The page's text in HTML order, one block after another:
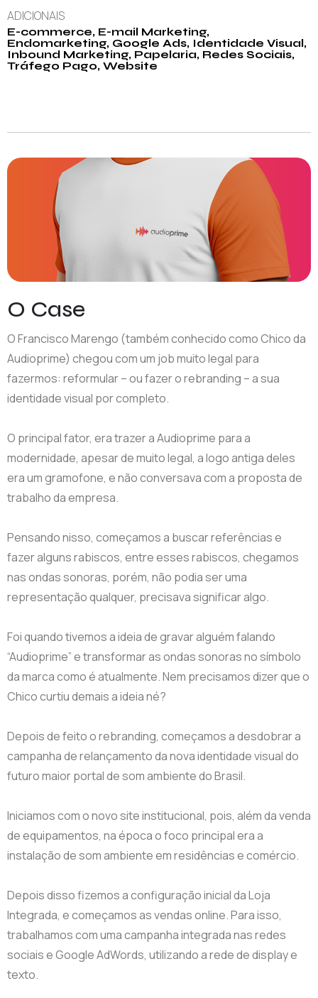
ADICIONAIS
E-commerce, E-mail Marketing,
Endomarketing, Google Ads, Identidade Visual,
Inbound Marketing, Papelaria, Redes Sociais,
Tráfego Pago, Website
O Case
O Francisco Marengo (também conhecido como Chico da
Audioprime) chegou com um job muito legal para
fazermos: reformular – ou fazer o rebranding – a sua
identidade visual por completo.
O principal fator, era trazer a Audioprime para a
modernidade, apesar de muito legal, a logo antiga deles
era um gramofone, e não conversava com a proposta de
trabalho da empresa.
Pensando nisso, começamos a buscar referências e
fazer alguns rabiscos, entre esses rabiscos, chegamos
nas ondas sonoras, porém, não podia ser uma
representação qualquer, precisava significar algo.
Foi quando tivemos a ideia de gravar alguém falando
“Audioprime” e transformar as ondas sonoras no símbolo
da marca como é atualmente. Nem precisamos dizer que o
Chico curtiu demais a ideia né?
Depois de feito o rebranding, começamos a desdobrar a
campanha de relançamento da nova identidade visual do
futuro maior portal de som ambiente do Brasil.
Iniciamos com o novo site institucional, pois, além da venda
de equipamentos, na época o foco principal era a
instalação de som ambiente em residências e comércio.
Depois disso fizemos a configuração inicial da Loja
Integrada, e começamos as vendas online. Para isso,
trabalhamos com uma campanha integrada nas redes
sociais e Google AdWords, utilizando a rede de display e
texto.